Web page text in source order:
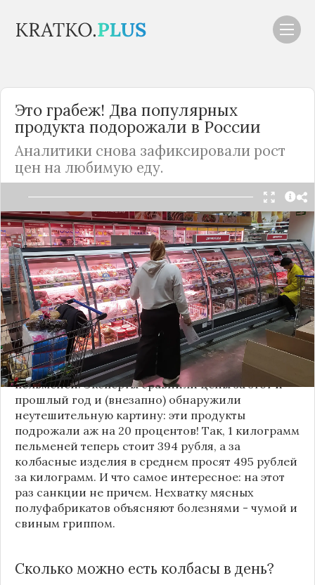
Это грабеж! Два популярных
продукта подорожали вРоссии
Аналитики снова зафиксировали рост
цен на любимую еду.
Читать в Telegram
Что только не подорожало в этом году!
Буквально каждую неделю появляются новости о
том, что растут цены то на одно, то на другое - то
машины "взлетают" в цене, то куриные яйца. А
сегодня к ним добавились еще два популярных у
россиян продукта.
Выяснилось, что выросла стоимость колбасы и
пельменей. Эксперты сравнили цены за этот и
прошлый год и (внезапно) обнаружили
неутешительную картину: эти продукты
подрожали аж на 20 процентов! Так, 1 килограмм
пельменей теперь стоит 394 рубля, а за
колбасные изделия в среднем просят 495 рублей
за килограмм. И что самое интересное: на этот
раз санкции не причем. Нехватку мясных
полуфабрикатов объясняют болезнями - чумой и
свиным гриппом.
Сколько можно есть колбасы в день?